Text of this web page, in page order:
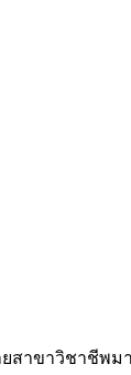
สาขาวิชาชีพม